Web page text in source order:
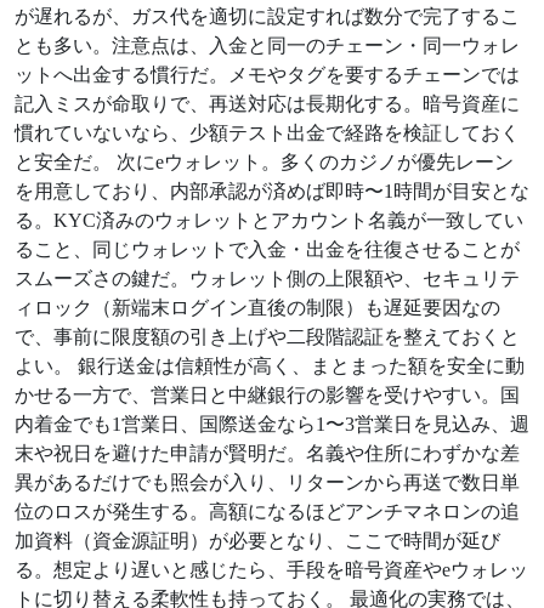
が遅れるが、ガス代を適切に設定すれば数分で完了するこ
とも多い。注意点は、入金と同一のチェーン・同一ウォレ
ットへ出金する慣行だ。メモやタグを要するチェーンでは
記入ミスが命取りで、再送対応は長期化する。暗号資産に
慣れていないなら、少額テスト出金で経路を検証しておく
と安全だ。 次にeウォレット。多くのカジノが優先レーン
を用意しており、内部承認が済めば即時〜1時間が目安とな
る。KYC済みのウォレットとアカウント名義が一致してい
ること、同じウォレットで入金・出金を往復させることが
スムーズさの鍵だ。ウォレット側の上限額や、セキュリテ
ィロック（新端末ログイン直後の制限）も遅延要因なの
で、事前に限度額の引き上げや二段階認証を整えておくと
よい。 銀行送金は信頼性が高く、まとまった額を安全に動
かせる一方で、営業日と中継銀行の影響を受けやすい。国
内着金でも1営業日、国際送金なら1〜3営業日を見込み、週
末や祝日を避けた申請が賢明だ。名義や住所にわずかな差
異があるだけでも照会が入り、リターンから再送で数日単
位のロスが発生する。高額になるほどアンチマネロンの追
加資料（資金源証明）が必要となり、ここで時間が延び
る。想定より遅いと感じたら、手段を暗号資産やeウォレッ
トに切り替える柔軟性も持っておく。 最適化の実務では、